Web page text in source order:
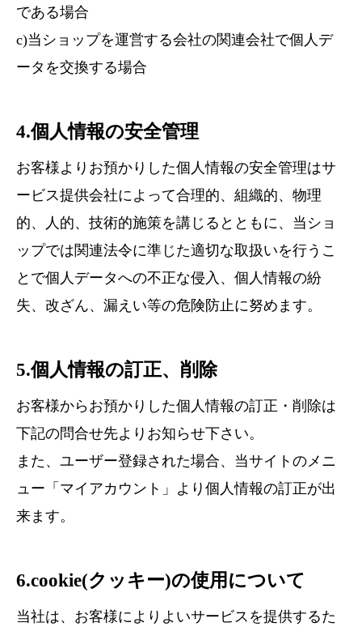
である場合
c)当ショップを運営する会社の関連会社で個人デ
ータを交換する場合
4.個人情報の安全管理
お客様よりお預かりした個人情報の安全管理はサ
ービス提供会社によって合理的、組織的、物理
的、人的、技術的施策を講じるとともに、当ショ
ップでは関連法令に準じた適切な取扱いを行うこ
とで個人データへの不正な侵入、個人情報の紛
失、改ざん、漏えい等の危険防止に努めます。
5.個人情報の訂正、削除
お客様からお預かりした個人情報の訂正・削除は
下記の問合せ先よりお知らせ下さい。
また、ユーザー登録された場合、当サイトのメニ
ュー「マイアカウント」より個人情報の訂正が出
来ます。
6.cookie(クッキー)の使用について
当社は、お客様によりよいサービスを提供するた